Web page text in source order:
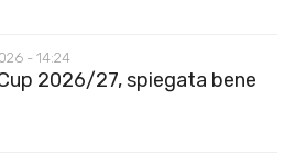
- 14:24
2026/27, spiegata bene